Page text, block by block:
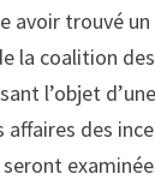
avoir trouvé
la coalition
l’objet
affaires des